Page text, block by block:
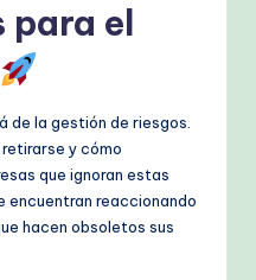
para el
de la gestión de riesgos.
y cómo
que ignoran estas
encuentran reaccionando
hacen obsoletos sus